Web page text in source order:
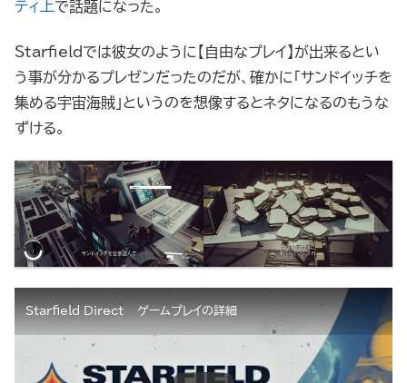
ティ上で話題になった。
Starfieldでは彼女のように【自由なプレイ】が出来るとい
う事が分かるプレゼンだったのだが、確かに「サンドイッチを
集める宇宙海賊」というのを想像するとネタになるのもうな
ずける。
Starfield Direct – ゲームプレイの詳細